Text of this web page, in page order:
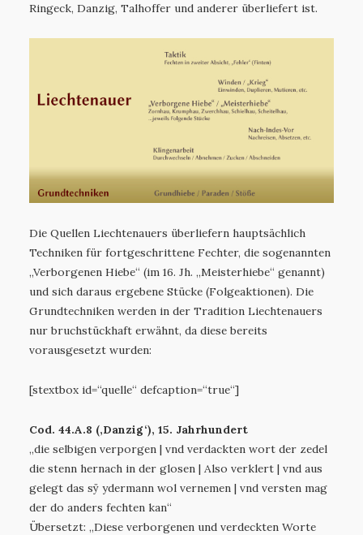
Ringeck, Danzig, Talhoffer und anderer überliefert ist.
Die Quellen Liechtenauers überliefern hauptsächlich
Techniken für fortgeschrittene Fechter, die sogenannten
„Verborgenen Hiebe“ (im 16. Jh. „Meisterhiebe“ genannt)
und sich daraus ergebene Stücke (Folgeaktionen). Die
Grundtechniken werden in der Tradition Liechtenauers
nur bruchstückhaft erwähnt, da diese bereits
vorausgesetzt wurden:
[stextbox id=“quelle“ defcaption=“true“]
Cod. 44.A.8 (‚Danzig‘), 15. Jahrhundert
„die selbigen verporgen | vnd verdackten wort der zedel
die stenn hernach in der glosen | Also verklert | vnd aus
gelegt das sÿ ydermann wol vernemen | vnd versten mag
der do anders fechten kan“
Übersetzt: „Diese verborgenen und verdeckten Worte